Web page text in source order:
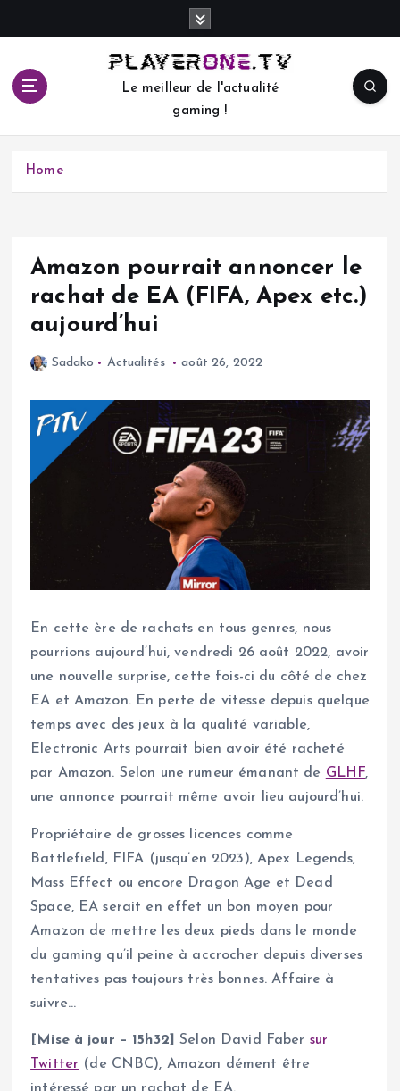
c
Le meilleur de l'actualité
gaming !
Home
Amazon pourrait annoncer le
rachat de EA (FIFA, Apex etc.)
aujourd’hui
Sadako Actualités août 26, 2022
En cette ère de rachats en tous genres, nous
pourrions aujourd’hui, vendredi 26 août 2022, avoir
une nouvelle surprise, cette fois-ci du côté de chez
EA et Amazon. En perte de vitesse depuis quelque
temps avec des jeux à la qualité variable,
Electronic Arts pourrait bien avoir été racheté
par Amazon. Selon une rumeur émanant de GLHF,
une annonce pourrait même avoir lieu aujourd’hui.
Propriétaire de grosses licences comme
Battlefield, FIFA (jusqu’en 2023), Apex Legends,
Mass Effect ou encore Dragon Age et Dead
Space, EA serait en effet un bon moyen pour
Amazon de mettre les deux pieds dans le monde
du gaming qu’il peine à accrocher depuis diverses
tentatives pas toujours très bonnes. Affaire à
suivre…
[Mise à jour – 15h32]Selon David Faber sur
Twitter (de CNBC), Amazon dément être
intéressé par un rachat de EA.